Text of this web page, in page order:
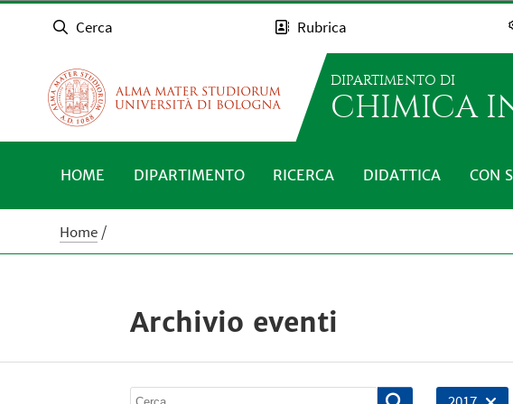
Cerca Rubrica
DIPARTIMENTO DI
CHIMICA
HOME DIPARTIMENTO RICERCA DIDATTICA CON
Home
Archivio eventi